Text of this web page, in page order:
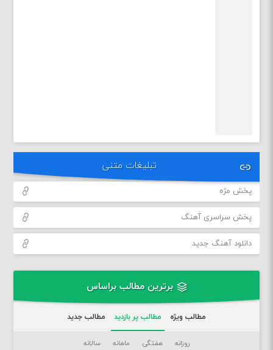
تبلیغات متنی
پخش مژه
پخش سراسری آهنگ
دانلود آهنگ جدید
برترین مطالب براساس
مطالب ویژه مطالب پر بازدید مطالب جدید
روزانه هفتگی ماهانه سالانه